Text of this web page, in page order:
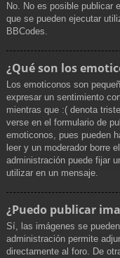
No. No es posible publicar
que se pueden ejecutar
BBCodes.
¿Qué son los
Los emoticonos son
expresar un sentimiento
mientras que :( denota
verse en el formulario de
emoticonos, pues pueden
leer y un moderador borre
administración puede fijar
utilizar en un mensaje.
¿Puedo publicar
Sí, las imágenes se
administración permite
directamente al foro. De